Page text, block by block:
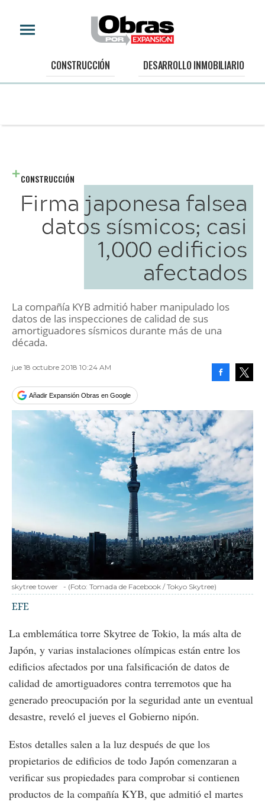
CONSTRUCCIÓN DESARROLLO INMOBILIARIO
CONSTRUCCIÓN
Firma japonesa falsea
datos sísmicos; casi
1,000 edificios
afectados
La compañía KYB admitió haber manipulado los
datos de las inspecciones de calidad de sus
amortiguadores sísmicos durante más de una
década.
jue 18 octubre 2018 10:24 AM
Añadir Expansión Obras en Google
skytree tower - (Foto: Tomada de Facebook / Tokyo Skytree)
EFE
La emblemática torre Skytree de Tokio, la más alta de
Japón, y varias instalaciones olímpicas están entre los
edificios afectados por una falsificación de datos de
calidad de amortiguadores contra terremotos que ha
generado preocupación por la seguridad ante un eventual
desastre, reveló el jueves el Gobierno nipón.
Estos detalles salen a la luz después de que los
propietarios de edificios de todo Japón comenzaran a
verificar sus propiedades para comprobar si contienen
productos de la compañía KYB, que admitió el martes